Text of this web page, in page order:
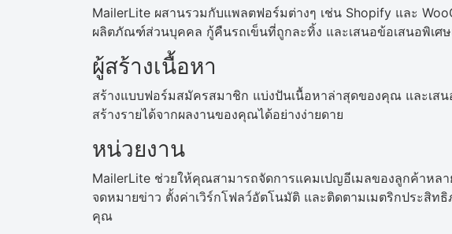
MailerLite ผสานรวมกับแพลตฟอร์มต่างๆ เช่น Shopify และ
ผลิตภัณฑ์ส่วนบุคคล กู้คืนรถเข็นที่ถูกละทิ้ง และเสนอข้อเสนอพิเศษ
ผู้สร้างเนื้อหา
สร้างแบบฟอร์มสมัครสมาชิก แบ่งปันเนื้อหาล่าสุดของคุณ และเสน
สร้างรายได้จากผลงานของคุณได้อย่างง่ายดาย
หน่วยงาน
MailerLite ช่วยให้คุณสามารถจัดการแคมเปญอีเมลของลูกค้าหล
จดหมายข่าว ตั้งค่าเวิร์กโฟลว์อัตโนมัติ และติดตามเมตริกประสิท
คุณ